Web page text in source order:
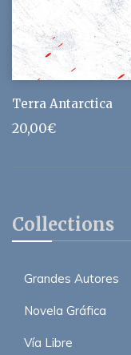
Collections
Grandes Autores
Novela Gráfica
Vía Libre
Terra Antarctica
20,00€